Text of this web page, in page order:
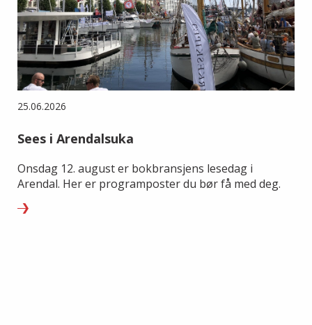
25.06.2026
Sees i Arendalsuka
Onsdag 12. august er bokbransjens lesedag i
Arendal. Her er programposter du bør få med deg.